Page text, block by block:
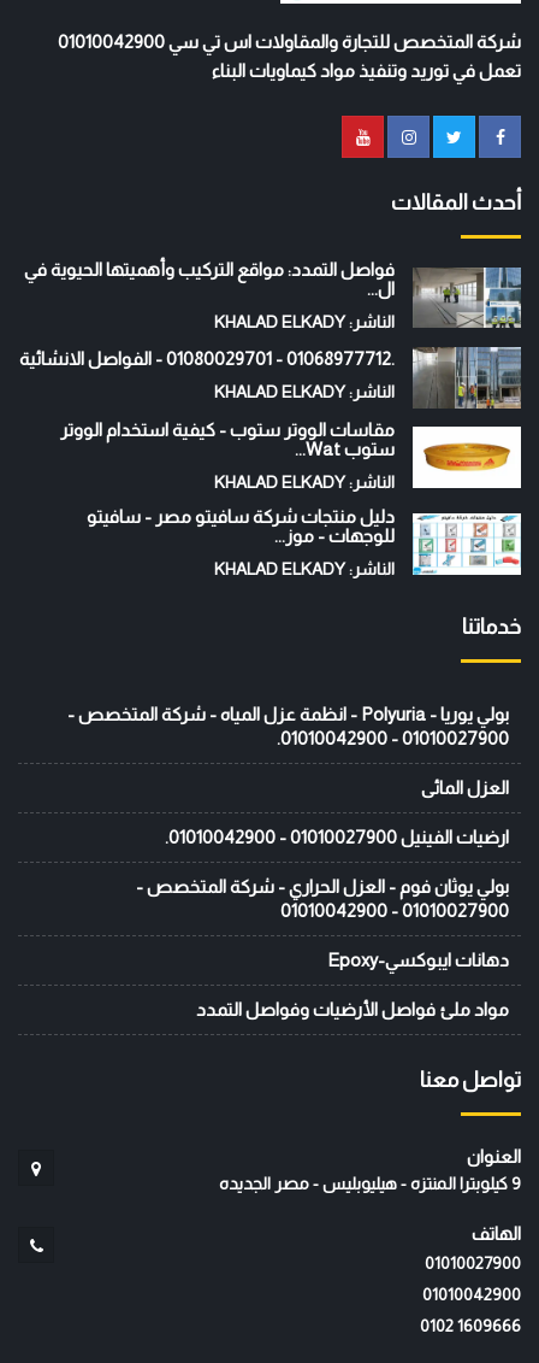
شركة المتخصص للتجارة والمقاولات اس تي سي 01010042900
تعمل في توريد وتنفيذ مواد كيماويات البناء
أحدث المقالات
فواصل التمدد: مواقع التركيب وأهميتها الحيوية في
ال...
الناشر: KHALAD ELKADY
.01068977712 - 01080029701 - الفواصل الانشائية
الناشر: KHALAD ELKADY
مقاسات الووتر ستوب - كيفية استخدام الووتر
ستوب Wat...
الناشر: KHALAD ELKADY
دليل منتجات شركة سافيتو مصر - سافيتو
للوجهات - موز...
الناشر: KHALAD ELKADY
خدماتنا
بولي يوريا - Polyuria - انظمة عزل المياه - شركة المتخصص -
01010027900 - 01010042900.
العزل المائى
ارضيات الفينيل 01010027900 - 01010042900.
بولي يوثان فوم - العزل الحراري - شركة المتخصص -
01010027900 - 01010042900
دهانات ايبوكسي-Epoxy
مواد ملئ فواصل الأرضيات وفواصل التمدد
تواصل معنا
العنوان
9 كيلوبترا المنتزه - هيليوبليس - مصر الجديده
الهاتف
01010027900
01010042900
‭0102 1609666‬